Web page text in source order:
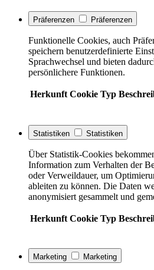
Präferenzen Präferenzen
Funktionelle Cookies, auch
speichern benutzerdefinierte
Sprachwechsel und bieten
persönlichere Funktionen.
Herkunft Cookie Typ
Statistiken Statistiken
Über Statistik-Cookies
Information zum Verhalten der
oder Verweildauer, um
ableiten zu können. Die Daten
anonymisiert gesammelt und
Herkunft Cookie Typ
Marketing Marketing